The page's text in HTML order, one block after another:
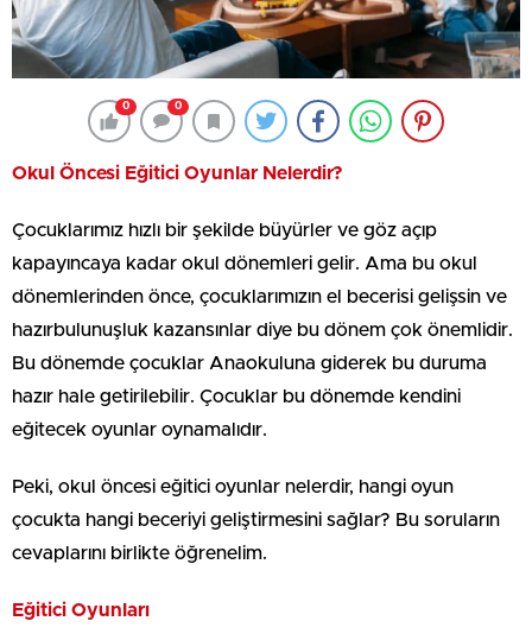
0 0
Okul Öncesi Eğitici Oyunlar Nelerdir?
Çocuklarımız hızlı bir şekilde büyürler ve göz açıp
kapayıncaya kadar okul dönemleri gelir. Ama bu okul
dönemlerinden önce, çocuklarımızın el becerisi gelişsin ve
hazırbulunuşluk kazansınlar diye bu dönem çok önemlidir.
Bu dönemde çocuklar Anaokuluna giderek bu duruma
hazır hale getirilebilir. Çocuklar bu dönemde kendini
eğitecek oyunlar oynamalıdır.
Peki, okul öncesi eğitici oyunlar nelerdir, hangi oyun
çocukta hangi beceriyi geliştirmesini sağlar? Bu soruların
cevaplarını birlikte öğrenelim.
Eğitici Oyunları